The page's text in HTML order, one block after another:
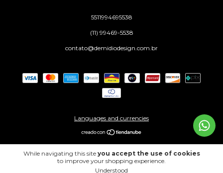
While navigating this site you accept the use of cookies
to improve your shopping experience.
Understood
5511994695538
(11) 99469-5538
contato@demidiodesign.com.br
Languages and currencies